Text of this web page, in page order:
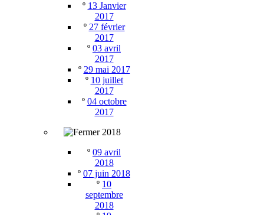
º 13 Janvier
2017
º 27 février
2017
º 03 avril
2017
º 29 mai 2017
º 10 juillet
2017
º 04 octobre
2017
2018
º 09 avril
2018
º 07 juin 2018
º 10
septembre
2018